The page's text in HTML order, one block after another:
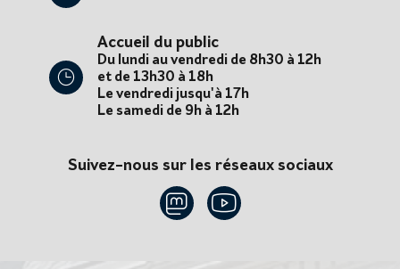
Accueil du public
Du lundi au vendredi de 8h30 à 12h
et de 13h30 à 18h
Le vendredi jusqu'à 17h
Le samedi de 9h à 12h
Suivez-nous sur les réseaux sociaux